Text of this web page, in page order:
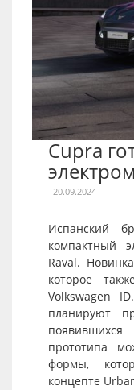
Cupra
20.09.2024
Испанский
компактный
Raval.
которое
Volkswagen
планируют
прототипа
формы,
концепте